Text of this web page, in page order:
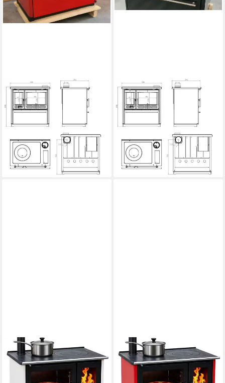
PLAMEN
Festbrennstoffherd Holzherd
850 rot, rechte Version
8,00 kW Nennwärmeleistung
Wirkungsgrad
Produktdatenblatt
1.499,00 €
lieferbar - in 5-6 Werktagen bei dir
PLAMEN
Festbrennstoffherd 850
schwarz, linke Version
8,00 kW Nennwärmeleistung
Wirkungsgrad
Produktdatenblatt
1.499,00 €
lieferbar - in 5-6 Werktagen bei dir